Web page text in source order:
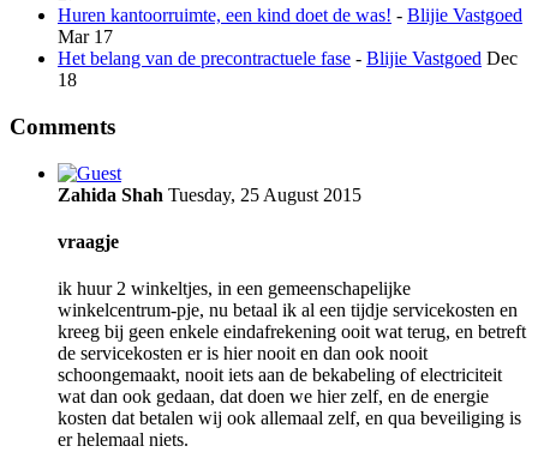
Huren kantoorruimte, een kind doet de was! - Blijie Vastgoed
Mar 17
Het belang van de precontractuele fase - Blijie Vastgoed Dec
18
Comments
Zahida Shah Tuesday, 25 August 2015
vraagje
ik huur 2 winkeltjes, in een gemeenschapelijke
winkelcentrum-pje, nu betaal ik al een tijdje servicekosten en
kreeg bij geen enkele eindafrekening ooit wat terug, en betreft
de servicekosten er is hier nooit en dan ook nooit
schoongemaakt, nooit iets aan de bekabeling of electriciteit
wat dan ook gedaan, dat doen we hier zelf, en de energie
kosten dat betalen wij ook allemaal zelf, en qua beveiliging is
er helemaal niets.